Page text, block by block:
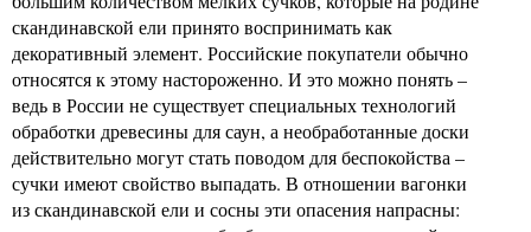
скандинавской ели принято воспринимать как
декоративный элемент. Российские покупатели обычно
относятся к этому настороженно. И это можно понять –
ведь в России не существует специальных технологий
обработки древесины для саун, а необработанные доски
действительно могут стать поводом для беспокойства –
сучки имеют свойство выпадать. В отношении вагонки
из скандинавской ели и сосны эти опасения напрасны: